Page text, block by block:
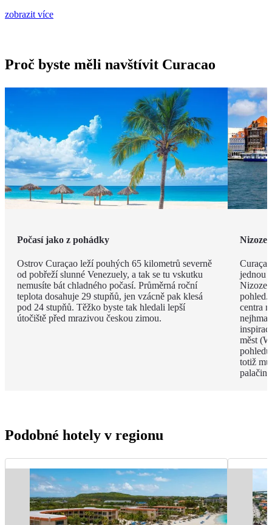
zobrazit více
Proč byste měli navštívit Curacao
Počasí jako z pohádky
Ostrov Curaçao leží pouhých 65 kilometrů severně
od pobřeží slunné Venezuely, a tak se tu vskutku
nemusíte bát chladného počasí. Průměrná roční
teplota dosahuje 29 stupňů, jen vzácně pak klesá
pod 24 stupňů. Těžko byste tak hledali lepší
útočiště před mrazivou českou zimou.
jednou
pohled.
centra
měst
totiž
Podobné hotely v regionu